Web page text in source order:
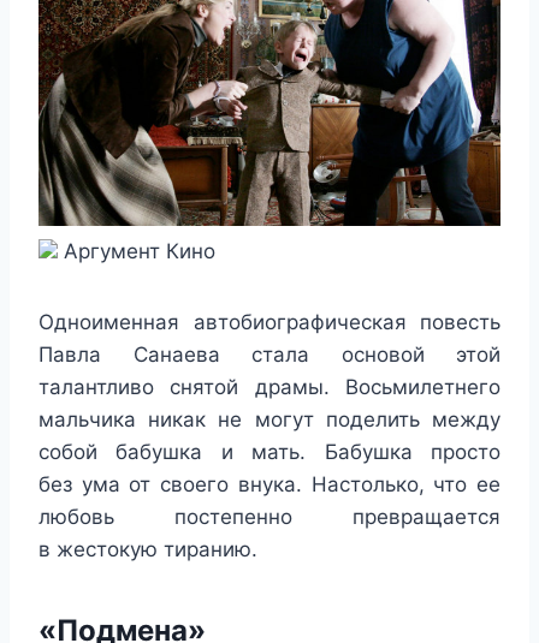
Аргумент Кино
Одноименная автобиографическая повесть
Павла Санаева стала основой этой
талантливо снятой драмы. Восьмилетнего
мальчика никак не могут поделить между
собой бабушка и мать. Бабушка просто
без ума от своего внука. Настолько, что ее
любовь постепенно превращается
в жестокую тиранию.
«Подмена»